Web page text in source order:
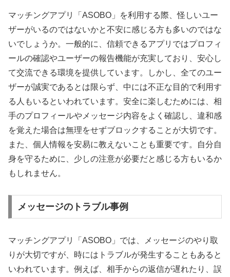
マッチングアプリ「ASOBO」を利用する際、怪しいユー
ザーがいるのではないかと不安に感じる方も多いのではな
いでしょうか。一般的に、信頼できるアプリではプロフィ
ールの確認やユーザーの報告機能が充実しており、安心し
て交流できる環境を提供しています。しかし、全てのユー
ザーが誠実であるとは限らず、中には不正な目的で利用す
る人もいるといわれています。安全に楽しむためには、相
手のプロフィールやメッセージ内容をよく確認し、違和感
を覚えた場合は無理をせずブロックすることが大切です。
また、個人情報を安易に教えないことも重要です。自分自
身を守るために、少しの注意が必要だと感じる方もいるか
もしれません。
メッセージのトラブル事例
マッチングアプリ「ASOBO」では、メッセージのやり取
りが大切ですが、時にはトラブルが発生することもあると
いわれています。例えば、相手からの返信が遅れたり、誤